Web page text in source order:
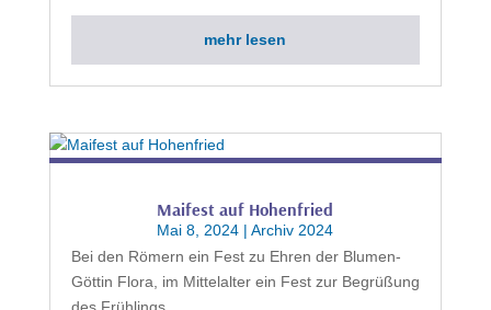
mehr lesen
Maifest auf Hohenfried
Mai 8, 2024 |Archiv 2024
Bei den Römern ein Fest zu Ehren der Blumen-
Göttin Flora, im Mittelalter ein Fest zur Begrüßung
des Frühlings